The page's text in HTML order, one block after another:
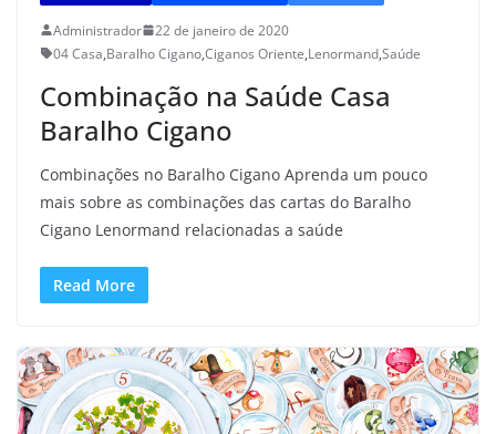
Administrador
22 de janeiro de 2020
04 Casa,Baralho Cigano,Ciganos Oriente,Lenormand,Saúde
Combinação na Saúde Casa
Baralho Cigano
Combinações no Baralho Cigano Aprenda um pouco
mais sobre as combinações das cartas do Baralho
Cigano Lenormand relacionadas a saúde
Read More